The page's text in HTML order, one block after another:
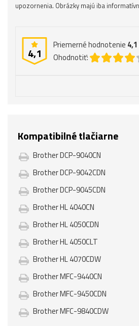
upozornenia. Obrázky majú iba
4,1
Priemerné hodnotenie 4,1
Ohodnotiť:
Kompatibilné tlačiarne
Brother DCP-9040CN
Brother DCP-9042CDN
Brother DCP-9045CDN
Brother HL 4040CN
Brother HL 4050CDN
Brother HL 4050CLT
Brother HL 4070CDW
Brother MFC-9440CN
Brother MFC-9450CDN
Brother MFC-9840CDW